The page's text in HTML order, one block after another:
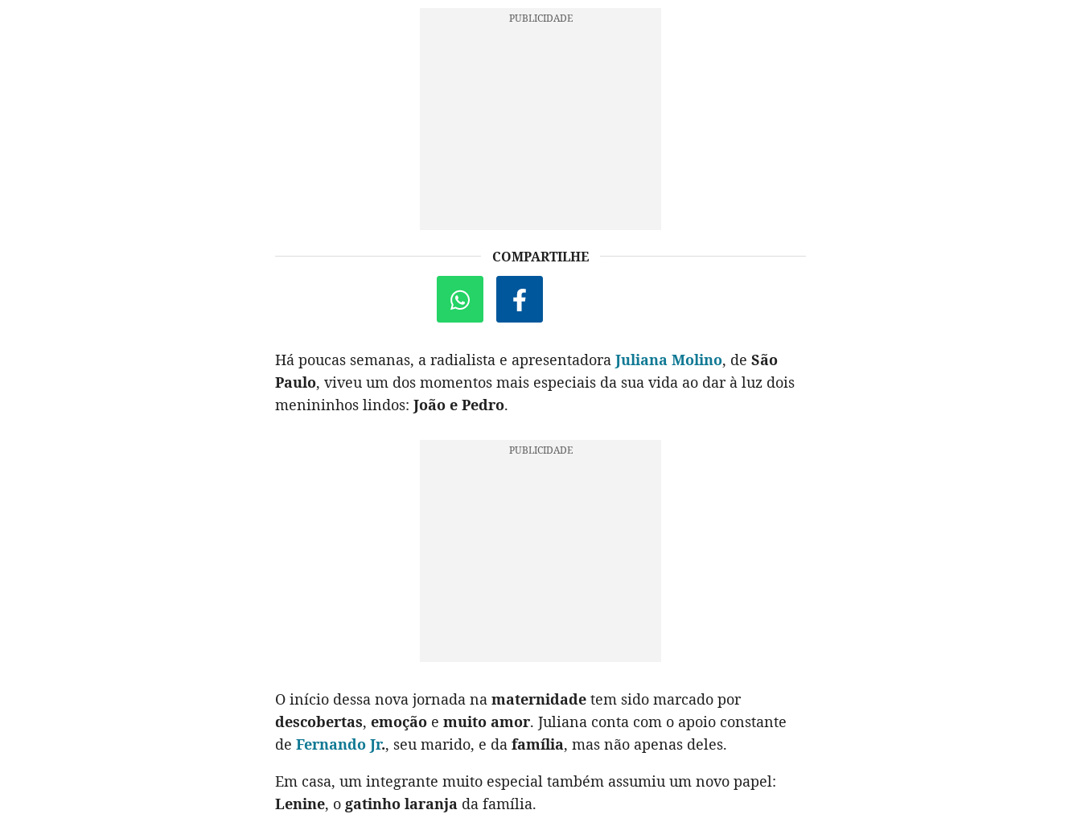
COMPARTILHE
Há poucas semanas, a radialista e apresentadora Juliana Molino, de São
Paulo, viveu um dos momentos mais especiais da sua vida ao dar à luz dois
menininhos lindos: João e Pedro.
O início dessa nova jornada na maternidade tem sido marcado por
descobertas, emoção e muito amor. Juliana conta com o apoio constante
de Fernando Jr., seu marido, e da família, mas não apenas deles.
Em casa, um integrante muito especial também assumiu um novo papel:
Lenine, o gatinho laranja da família.